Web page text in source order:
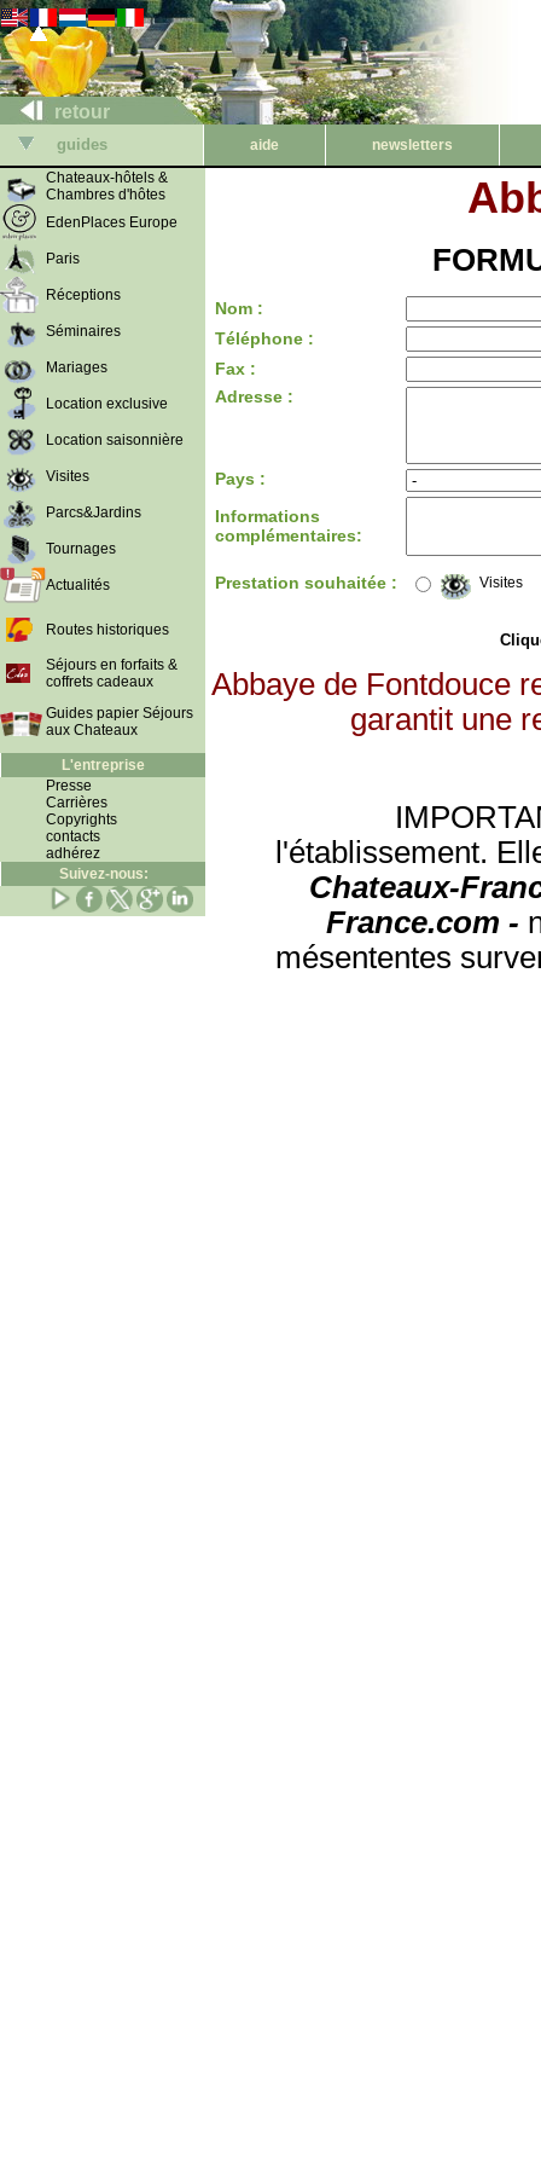
retour
guides aide
newsletters
Chateaux-hôtels &
Chambres d'hôtes
EdenPlaces Europe
Paris
Réceptions
Séminaires
Mariages
Location exclusive
Location saisonnière
Visites
Parcs&Jardins
Tournages
Actualités
Routes historiques
Séjours en forfaits &
coffrets cadeaux
Guides papier Séjours
aux Chateaux
L'entreprise
Presse
Carrières
Copyrights
contacts
adhérez
Suivez-nous:
Nom :
Téléphone :
Fax :
Adresse :
Pays :
Informations
complémentaires:
Prestation souhaitée : Visites
Abbaye de Fontdouce
garantit une
l'établissement.
Chateaux-
France.com -
mésententes